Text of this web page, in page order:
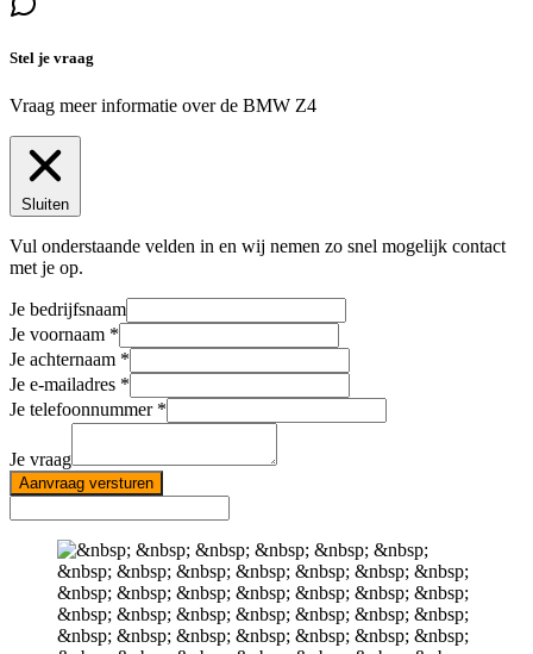
Stel je vraag
Vraag meer informatie over de BMW Z4
Sluiten
Vul onderstaande velden in en wij nemen zo snel mogelijk contact
met je op.
Je bedrijfsnaam
Je voornaam
Je achternaam
Je e-mailadres
Je telefoonnummer
Je vraag
Aanvraag versturen